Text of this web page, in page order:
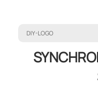
DIY-LOGO